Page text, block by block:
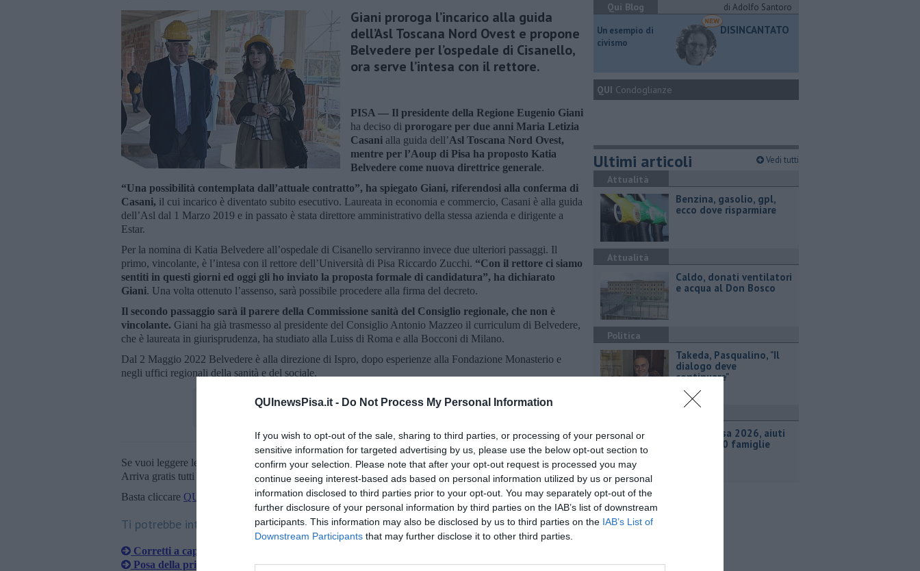
QUInewsPisa.it - Do Not Process My Personal Information
If you wish to opt-out of the sale, sharing to third parties, or processing of your personal or
sensitive information for targeted advertising by us, please use the below opt-out section to
confirm your selection. Please note that after your opt-out request is processed you may
continue seeing interest-based ads based on personal information utilized by us or personal
information disclosed to third parties prior to your opt-out. You may separately opt-out of the
further disclosure of your personal information by third parties on the IAB’s list of downstream
participants. This information may also be disclosed by us to third parties on the IAB’s List of
Downstream Participants that may further disclose it to other third parties.
Giani proroga l’incarico alla guida
dell’Asl Toscana Nord Ovest e propone
Belvedere per l’ospedale di Cisanello,
ora serve l’intesa con il rettore.
PISA — Il presidente della Regione Eugenio Giani
ha deciso di prorogare per due anni Maria Letizia
Casani alla guida dell’Asl Toscana Nord Ovest,
mentre per l’Aoup di Pisa ha proposto Katia
Belvedere come nuova direttrice generale.
“Una possibilità contemplata dall’attuale contratto”, ha spiegato Giani, riferendosi alla conferma di
Casani, il cui incarico è diventato subito esecutivo. Laureata in economia e commercio, Casani è alla guida
dell’Asl dal 1 Marzo 2019 e in passato è stata direttore amministrativo della stessa azienda e dirigente a
Estar.
Per la nomina di Katia Belvedere all’ospedale di Cisanello serviranno invece due ulteriori passaggi. Il
primo, vincolante, è l’intesa con il rettore dell’Università di Pisa Riccardo Zucchi. “Con il rettore ci siamo
sentiti in questi giorni ed oggi gli ho inviato la proposta formale di candidatura”, ha dichiarato
Giani. Una volta ottenuto l’assenso, sarà possibile procedere alla firma del decreto.
Il secondo passaggio sarà il parere della Commissione sanità del Consiglio regionale, che non è
vincolante. Giani ha già trasmesso al presidente del Consiglio Antonio Mazzeo il curriculum di Belvedere,
che è laureata in giurisprudenza, ha studiato alla Luiss di Roma e alla Bocconi di Milano.
Dal 2 Maggio 2022 Belvedere è alla direzione di Ispro, dopo esperienze alla Fondazione Monasterio e
negli uffici regionali della sanità e del sociale.
Se vuoi leggere le notizie principali della Toscana iscriviti allaNewsletter QUInews - ToscanaMedia.
Arriva gratis tutti i giorni alle 20:00 direttamente nella tua casella di posta.
Basta cliccare QUI
Ti potrebbe interessare anche:
Corretti a capo della Psichiatria pisana
Posa della prima pietra per l'ospedale dei bambini
Qui Blog
di Adolfo Santoro
​Un esempio di
civismo
DISINCANTATO
QUI Condoglianze
Ultimi articoli Vedi tutti
Attualità
​Benzina, gasolio, gpl,
ecco dove risparmiare
Attualità
Caldo, donati ventilatori
e acqua al Don Bosco
Politica
Takeda, Pasqualino, "Il
dialogo deve
continuare"
Carta Spesa 2026, aiuti
a oltre 700 famiglie